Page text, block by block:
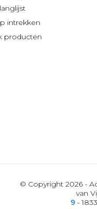
intrekken
producten
© Copyright 2026 -
van
9 -